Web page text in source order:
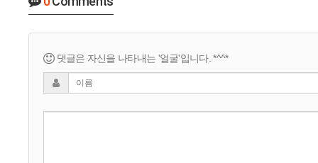
댓글은 자신을 나타내는 '얼굴'입니다. *^^*